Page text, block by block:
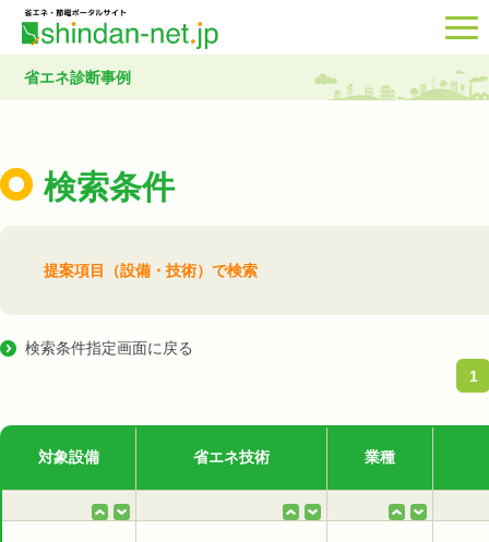
省エネ診断事例
検索条件
提案項目（設備・技術）で検索
検索条件指定画面に戻る
1
対象設備 省エネ技術 業種